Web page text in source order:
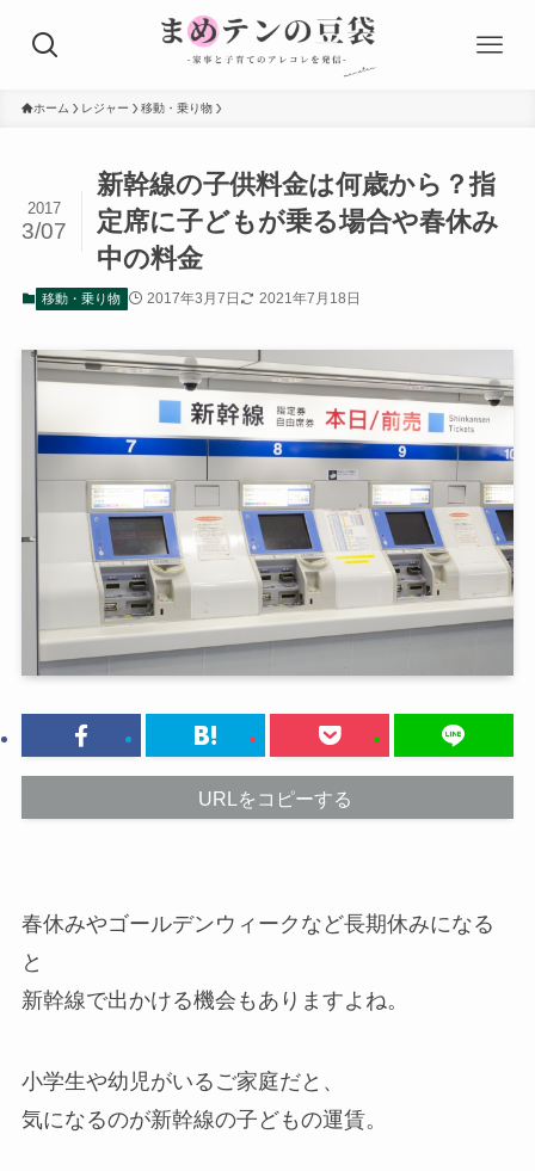
ホーム レジャー 移動・乗り物
新幹線の子供料金は何歳から？指
定席に子どもが乗る場合や春休み
中の料金
2017
3/07
移動・乗り物 2017年3月7日 2021年7月18日
URLをコピーする
春休みやゴールデンウィークなど長期休みになる
と
新幹線で出かける機会もありますよね。
小学生や幼児がいるご家庭だと、
気になるのが新幹線の子どもの運賃。